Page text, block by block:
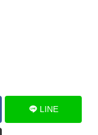
LINE